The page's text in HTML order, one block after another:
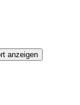
anzeigen